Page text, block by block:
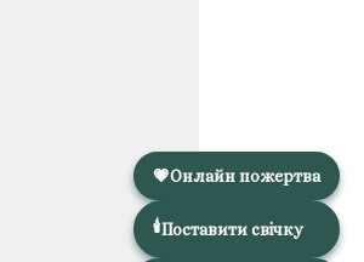
💗Онлайн пожертва
🕯️Поставити свічку